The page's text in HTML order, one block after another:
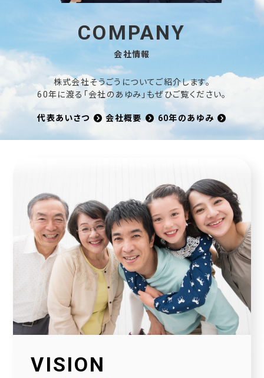
COMPANY
会社情報
株式会社そうごうについてご紹介します。
60年に渡る「会社のあゆみ」もぜひご覧ください。
代表あいさつ 会社概要 60年のあゆみ
VISION